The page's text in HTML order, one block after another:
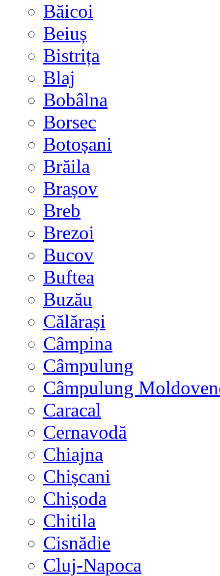
Băicoi
Beiuș
Bistrița
Blaj
Bobâlna
Borsec
Botoșani
Brăila
Brașov
Breb
Brezoi
Bucov
Buftea
Buzău
Călărași
Câmpina
Câmpulung
Câmpulung
Caracal
Cernavodă
Chiajna
Chișcani
Chișoda
Chitila
Cisnădie
Cluj-Napoca